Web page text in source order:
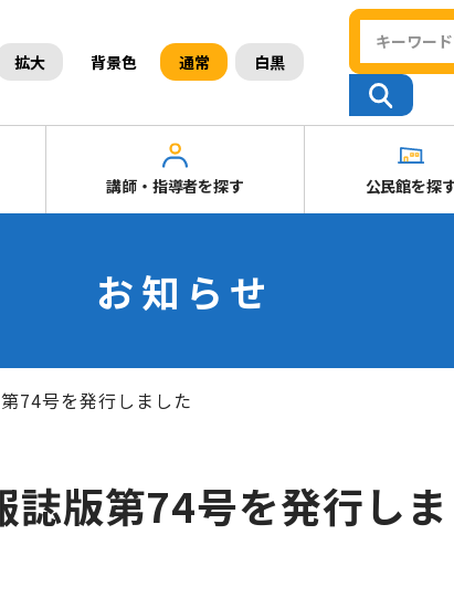
拡大 背景色 通常 白黒
講師・指導者を探す 公民館を探
お知らせ
74号を発行しました
誌版第74号を発行し